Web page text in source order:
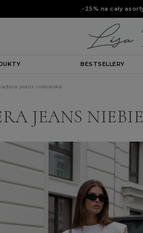
-25% na cały
BESTSELLERY
jeans niebieska
JEANS